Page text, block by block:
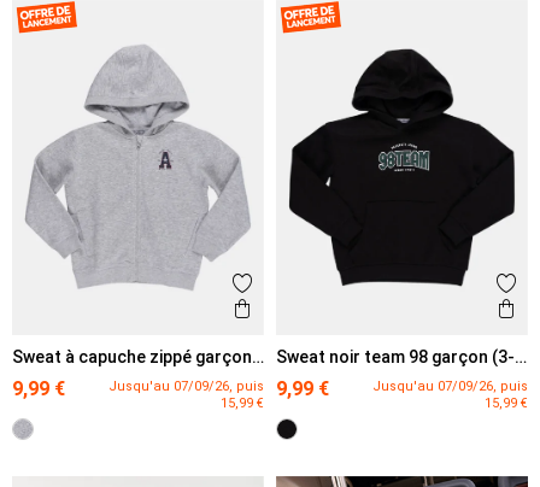
Ajouter aux favoris
Aperçu rapide
Sweat à capuche zippé garçon
(3-12A)
9,99 €
Jusqu'au 07/09/26, puis
15,99 €
Sweat noir team 98 garçon (3-
12A)
9,99 €
Jusqu'au 07/09/26, puis
15,99 €